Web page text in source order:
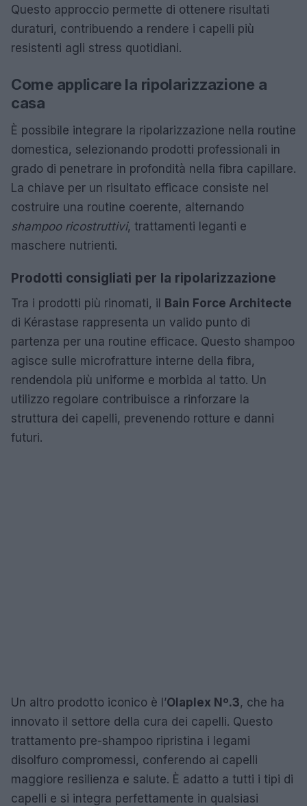
Questo approccio permette di ottenere risultati
duraturi, contribuendo a rendere i capelli più
resistenti agli stress quotidiani.
Come applicare la ripolarizzazione a
casa
È possibile integrare la ripolarizzazione nella routine
domestica, selezionando prodotti professionali in
grado di penetrare in profondità nella fibra capillare.
La chiave per un risultato efficace consiste nel
costruire una routine coerente, alternando
shampoo ricostruttivi, trattamenti leganti e
maschere nutrienti.
Prodotti consigliati per la ripolarizzazione
Tra i prodotti più rinomati, il Bain Force Architecte
di Kérastase rappresenta un valido punto di
partenza per una routine efficace. Questo shampoo
agisce sulle microfratture interne della fibra,
rendendola più uniforme e morbida al tatto. Un
utilizzo regolare contribuisce a rinforzare la
struttura dei capelli, prevenendo rotture e danni
futuri.
Un altro prodotto iconico è l’Olaplex Nº.3, che ha
innovato il settore della cura dei capelli. Questo
trattamento pre-shampoo ripristina i legami
disolfuro compromessi, conferendo ai capelli
maggiore resilienza e salute. È adatto a tutti i tipi di
capelli e si integra perfettamente in qualsiasi